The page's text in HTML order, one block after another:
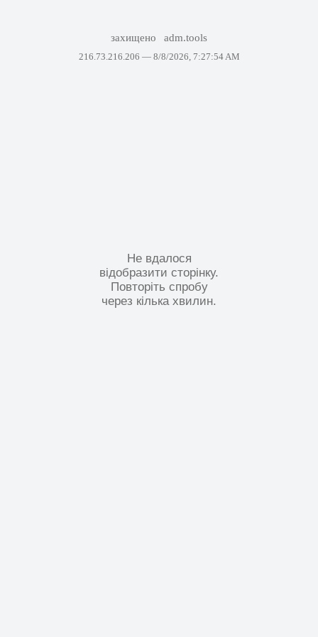
захищено adm.tools
216.73.216.206 — 8/8/2026, 7:27:54 AM
Не вдалося
відобразити сторінку.
Повторіть спробу
через кілька хвилин.